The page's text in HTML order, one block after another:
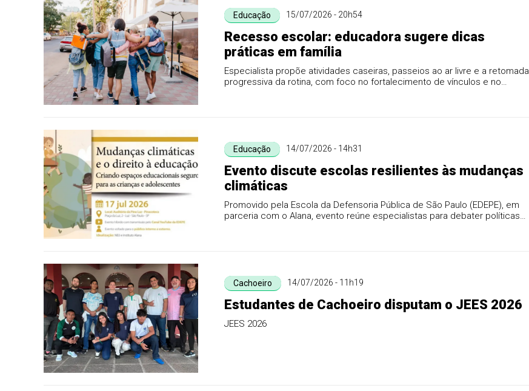
Educação 15/07/2026 - 20h54
Recesso escolar: educadora sugere dicas
práticas em família
Especialista propõe atividades caseiras, passeios ao ar livre e a retomada
progressiva da rotina, com foco no fortalecimento de vínculos e no
Educação 14/07/2026 - 14h31
Evento discute escolas resilientes às mudanças
climáticas
Promovido pela Escola da Defensoria Pública de São Paulo (EDEPE), em
parceria com o Alana, evento reúne especialistas para debater políticas
Cachoeiro 14/07/2026 - 11h19
Estudantes de Cachoeiro disputam o JEES 2026
JEES 2026